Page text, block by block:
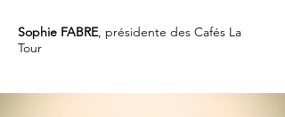
Sophie FABRE, présidente des Cafés La
Tour